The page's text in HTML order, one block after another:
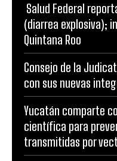
Salud Federal
(diarrea explosiva);
Quintana Roo
Consejo de la
con sus nuevas
Yucatán comparte
científica para
transmitidas por